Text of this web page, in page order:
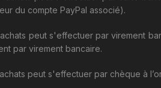
du compte PayPal associé).
peut s'effectuer par virement
par virement bancaire.
peut s'effectuer par chèque à